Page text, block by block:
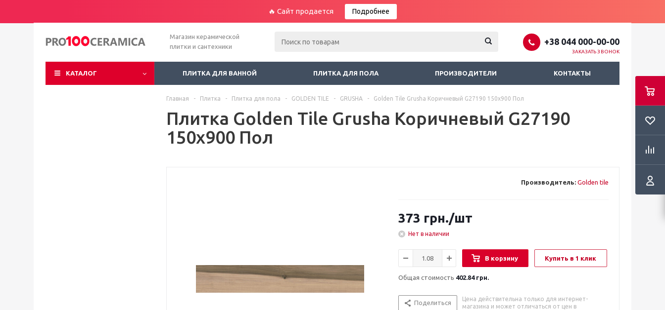
🔥 Сайт продается Подробнее
Магазин керамической
плитки и сантехники
+38 044 000-00-00
ЗАКАЗАТЬ ЗВОНОК
КАТАЛОГ ПЛИТКА ДЛЯ ВАННОЙ ПЛИТКА ДЛЯ ПОЛА ПРОИЗВОДИТЕЛИ КОНТАКТЫ
Главная - Плитка - Плитка для пола - GOLDEN TILE - GRUSHA - Golden Tile Grusha Коричневый G27190 150x900 Пол
Плитка Golden Tile Grusha Коричневый G27190
150x900 Пол
Производитель: Golden tile
373 грн./шт
Нет в наличии
В корзину Купить в 1 клик
Общая стоимость 402.84 грн.
Поделиться
Цена действительна только для интернет-
магазина и может отличаться от цен в